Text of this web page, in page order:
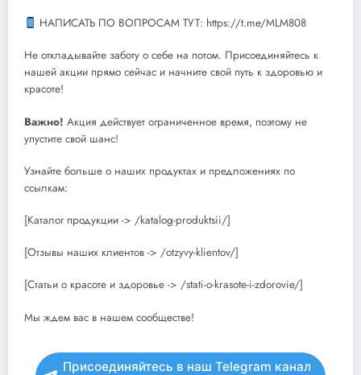
НАПИСАТЬ ПО ВОПРОСАМ ТУТ: https://t.me/MLM808
Не откладывайте заботу о себе на потом. Присоединяйтесь к
нашей акции прямо сейчас и начните свой путь к здоровью и
красоте!
Важно! Акция действует ограниченное время, поэтому не
упустите свой шанс!
Узнайте больше о наших продуктах и предложениях по
ссылкам:
[Каталог продукции -> /katalog-produktsii/]
[Отзывы наших клиентов -> /otzyvy-klientov/]
[Статьи о красоте и здоровье -> /stati-o-krasote-i-zdorovie/]
Мы ждем вас в нашем сообществе!
Присоединяйтесь в наш Telegram канал